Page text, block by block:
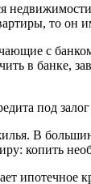
то он
с
в банке,
под
В
копить
ипотечное